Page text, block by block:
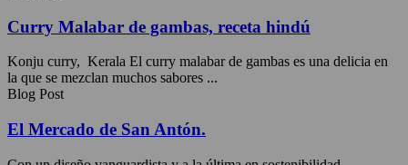
Curry Malabar de gambas, receta hindú
Konju curry, Kerala El curry malabar de gambas es una delicia en
la que se mezclan muchos sabores ...
Blog Post
El Mercado de San Antón.